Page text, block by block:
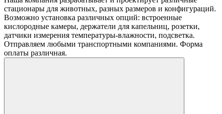
стационары для животных, разных размеров и конфигураций.
Возможно установка различных опций: встроенные
кислородные камеры, держатели для капельниц, розетки,
датчики измерения температуры-влажности, подсветка.
Отправляем любыми транспортными компаниями. Форма
оплаты различная.